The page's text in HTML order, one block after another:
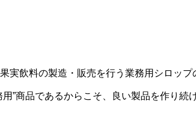
実飲料の製造・販売を行う業務用シロップ
”商品であるからこそ、良い製品を作り続